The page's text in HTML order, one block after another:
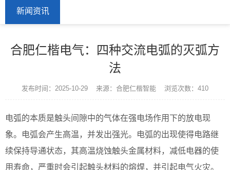
新闻资讯
合肥仁楷电气：四种交流电弧的灭弧方
法
发布时间：2025-10-29 来源：合肥仁楷智能 浏览次数：410
电弧的本质是触头间隙中的气体在强电场作用下的放电现
象。电弧会产生高温，并发出强光。电弧的出现使得电路继
续保持导通状态，其高温烧蚀触头金属材料，减低电器的使
用寿命，严重时会引起触头材料的熔焊，并引起电气火灾。